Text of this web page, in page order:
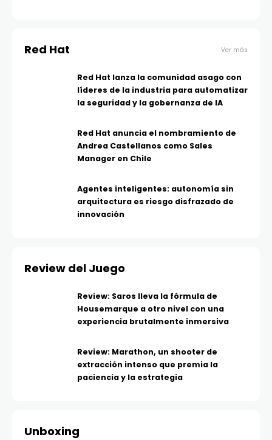
Red Hat Ver más
Red Hat lanza la comunidad asago con
líderes de la industria para automatizar
la seguridad y la gobernanza de IA
Red Hat anuncia el nombramiento de
Andrea Castellanos como Sales
Manager en Chile
Agentes inteligentes: autonomía sin
arquitectura es riesgo disfrazado de
innovación
Review del Juego
Review: Saros lleva la fórmula de
Housemarque a otro nivel con una
experiencia brutalmente inmersiva
Review: Marathon, un shooter de
extracción intenso que premia la
paciencia y la estrategia
Unboxing